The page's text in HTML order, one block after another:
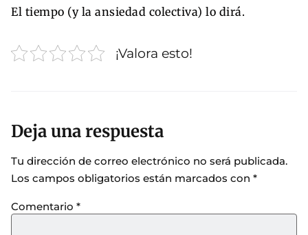
El tiempo (y la ansiedad colectiva) lo dirá.
¡Valora esto!
Deja una respuesta
Tu dirección de correo electrónico no será publicada.
Los campos obligatorios están marcados con *
Comentario *